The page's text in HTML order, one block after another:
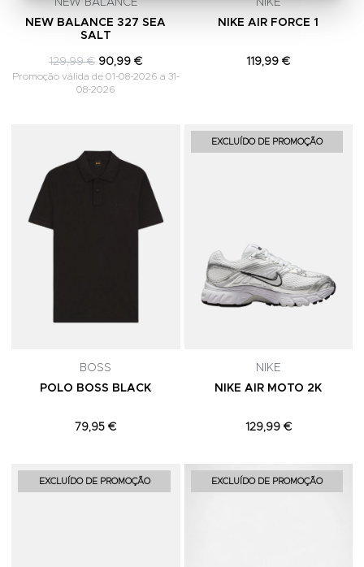
NEW BALANCE
NEW BALANCE 327 SEA
SALT
129,99 € 90,99 €
Promoção válida de 01-08-2026 a 31-
08-2026
NIKE
NIKE AIR FORCE 1
119,99 €
Adicionar aos Favoritos
BOSS
POLO BOSS BLACK
79,95 €
EXCLUÍDO DE PROMOÇÃO
NIKE
NIKE AIR MOTO 2K
129,99 €
EXCLUÍDO DE PROMOÇÃO Adicionar aos Favoritos
EXCLUÍDO DE PROMOÇÃO